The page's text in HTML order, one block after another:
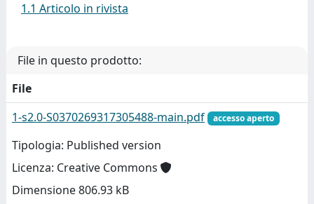
1.1 Articolo in rivista
File in questo prodotto:
File
1-s2.0-S0370269317305488-main.pdf
accesso aperto
Tipologia: Published version
Licenza: Creative Commons
Dimensione 806.93 kB